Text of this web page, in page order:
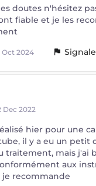
doutes n'hésitez
fiable et je les
Oct 2024
Dec 2022
hier pour une
il y a eu un petit
traitement, mais j'ai
aux
je recommande